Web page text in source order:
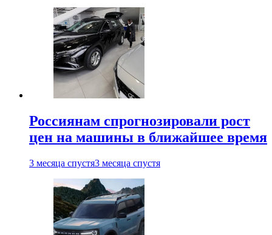
Россиянам спрогнозировали рост
цен на машины в ближайшее время
3 месяца спустя3 месяца спустя